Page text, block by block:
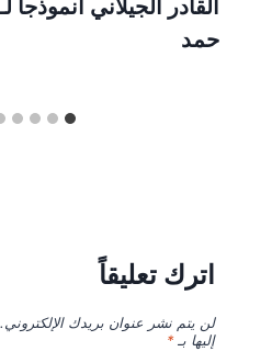
القادر الجيلاني أنموذجا
حمد
اترك تعليقاً
لن يتم نشر عنوان بريدك الإلكتروني.
إليها بـ*